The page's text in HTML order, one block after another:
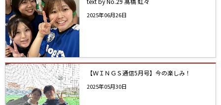
2025年06月26日
【ＷＩＮＧＳ通信5月号】今の楽しみ！
2025年05月30日